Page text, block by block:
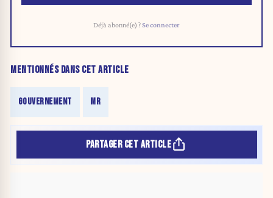
Déjà abonné(e) ?Se connecter
MENTIONNÉS DANS CET ARTICLE
GOUVERNEMENT MR
PARTAGER CET ARTICLE